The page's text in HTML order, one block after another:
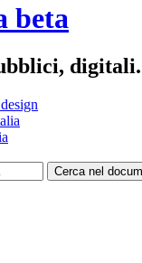
beta
digitali.
Cerca nel